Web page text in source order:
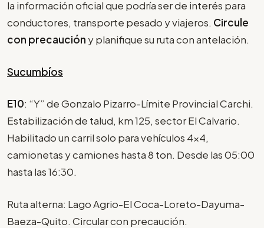
la información oficial que podría ser de interés para
conductores, transporte pesado y viajeros. Circule
con precaución y planifique su ruta con antelación.
Sucumbíos
E10: “Y” de Gonzalo Pizarro-Límite Provincial Carchi.
Estabilización de talud, km 125, sector El Calvario.
Habilitado un carril solo para vehículos 4x4,
camionetas y camiones hasta 8 ton. Desde las 05:00
hasta las 16:30.
Ruta alterna: Lago Agrio-El Coca-Loreto-Dayuma-
Baeza-Quito. Circular con precaución.